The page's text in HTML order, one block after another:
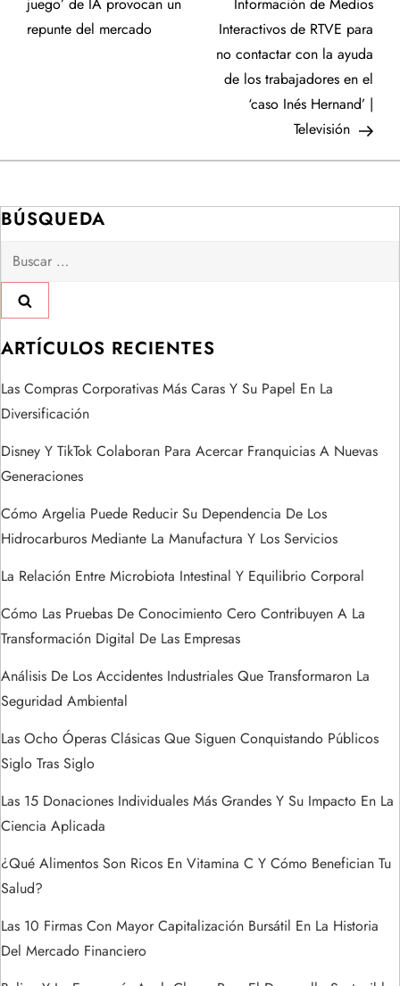
v
a
c
i
ó
n
d
e
e
n
t
r
a
d
a
s
juego’ de IA provocan un
repunte del mercado
Información de Medios
Interactivos de RTVE para
no contactar con la ayuda
de los trabajadores en el
‘caso Inés Hernand’ |
Televisión
BÚSQUEDA
Buscar:
ARTÍCULOS RECIENTES
Las Compras Corporativas Más Caras Y Su Papel En La
Diversificación
Disney Y TikTok Colaboran Para Acercar Franquicias A Nuevas
Generaciones
Cómo Argelia Puede Reducir Su Dependencia De Los
Hidrocarburos Mediante La Manufactura Y Los Servicios
La Relación Entre Microbiota Intestinal Y Equilibrio Corporal
Cómo Las Pruebas De Conocimiento Cero Contribuyen A La
Transformación Digital De Las Empresas
Análisis De Los Accidentes Industriales Que Transformaron La
Seguridad Ambiental
Las Ocho Óperas Clásicas Que Siguen Conquistando Públicos
Siglo Tras Siglo
Las 15 Donaciones Individuales Más Grandes Y Su Impacto En La
Ciencia Aplicada
¿Qué Alimentos Son Ricos En Vitamina C Y Cómo Benefician Tu
Salud?
Las 10 Firmas Con Mayor Capitalización Bursátil En La Historia
Del Mercado Financiero